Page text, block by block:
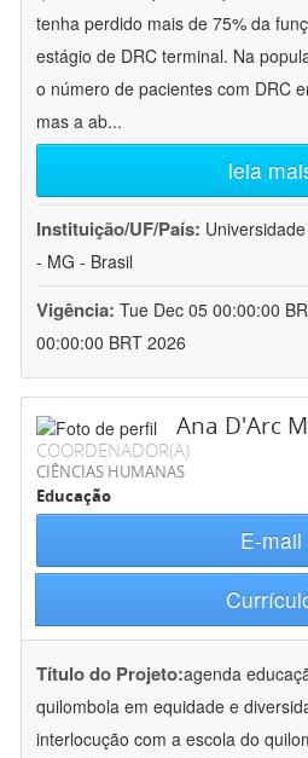
tenha perdido mais de 75% da
estágio de DRC terminal. Na
o número de pacientes com DRC
mas a ab...
leia
Instituição/UF/País:
- MG - Brasil
Vigência: Tue Dec 05 00:00:00
00:00:00 BRT 2026
Ana D'Arc
COORDENADOR(A)
CIÊNCIAS HUMANAS
Educação
E-mail
Título do Projeto:agenda
quilombola em equidade e
interlocução com a escola do